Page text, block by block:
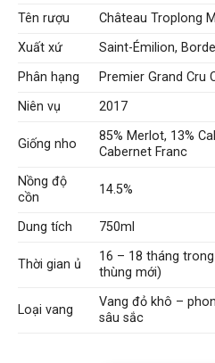
Tên rượu
Château Troplong
Xuất xứ
Saint-Émilion,
Phân hạng
Premier Grand Cru
Niên vụ
2017
Giống nho
85% Merlot, 13%
Cabernet Franc
Nồng độ
cồn
14.5%
Dung tích 750ml
Thời gian ủ
16 – 18 tháng
thùng mới)
Loại vang
Vang đỏ khô –
sâu sắc